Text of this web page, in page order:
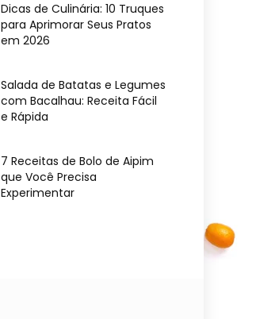
Dicas de Culinária: 10 Truques
para Aprimorar Seus Pratos
em 2026
Salada de Batatas e Legumes
com Bacalhau: Receita Fácil
e Rápida
7 Receitas de Bolo de Aipim
que Você Precisa
Experimentar